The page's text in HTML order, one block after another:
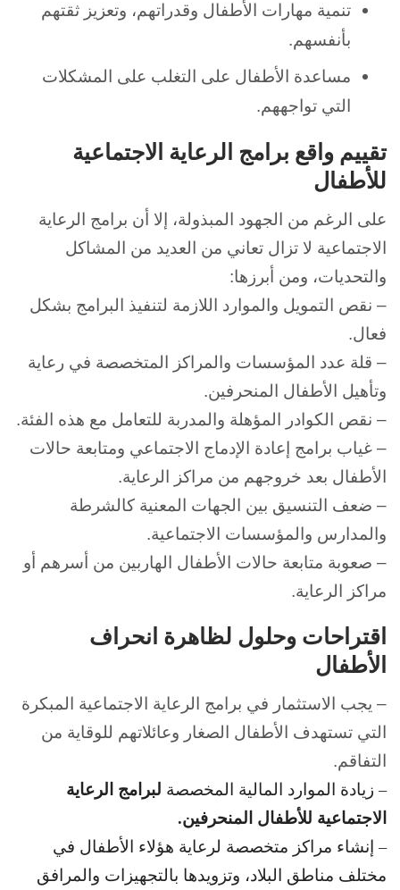
تنمية مهارات الأطفال وقدراتهم، وتعزيز ثقتهم
بأنفسهم.
مساعدة الأطفال على التغلب على المشكلات
التي تواجههم.
تقييم واقع برامج الرعاية الاجتماعية
للأطفال
على الرغم من الجهود المبذولة، إلا أن برامج الرعاية
الاجتماعية لا تزال تعاني من العديد من المشاكل
والتحديات، ومن أبرزها:
– نقص التمويل والموارد اللازمة لتنفيذ البرامج بشكل
فعال.
– قلة عدد المؤسسات والمراكز المتخصصة في رعاية
وتأهيل الأطفال المنحرفين.
– نقص الكوادر المؤهلة والمدربة للتعامل مع هذه الفئة.
– غياب برامج إعادة الإدماج الاجتماعي ومتابعة حالات
الأطفال بعد خروجهم من مراكز الرعاية.
– ضعف التنسيق بين الجهات المعنية كالشرطة
والمدارس والمؤسسات الاجتماعية.
– صعوبة متابعة حالات الأطفال الهاربين من أسرهم أو
مراكز الرعاية.
اقتراحات وحلول لظاهرة انحراف
الأطفال
– يجب الاستثمار في برامج الرعاية الاجتماعية المبكرة
التي تستهدف الأطفال الصغار وعائلاتهم للوقاية من
التفاقم.
– زيادة الموارد المالية المخصصة لبرامج الرعاية
الاجتماعية للأطفال المنحرفين.
– إنشاء مراكز متخصصة لرعاية هؤلاء الأطفال في
مختلف مناطق البلاد، وتزويدها بالتجهيزات والمرافق